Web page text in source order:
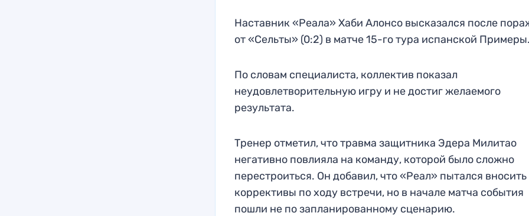
Наставник «Реала» Хаби Алонсо высказался после
от «Сельты» (0:2) в матче 15-го тура испанской Примеры.
По словам специалиста, коллектив показал
неудовлетворительную игру и не достиг желаемого
результата.
Тренер отметил, что травма защитника Эдера Милитао
негативно повлияла на команду, которой было сложно
перестроиться. Он добавил, что «Реал» пытался вносить
коррективы по ходу встречи, но в начале матча события
пошли не по запланированному сценарию.